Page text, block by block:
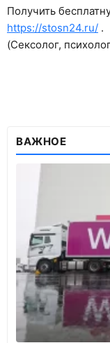
Получить
https://stosn24.ru/ .
(Сексолог,
ВАЖНОЕ